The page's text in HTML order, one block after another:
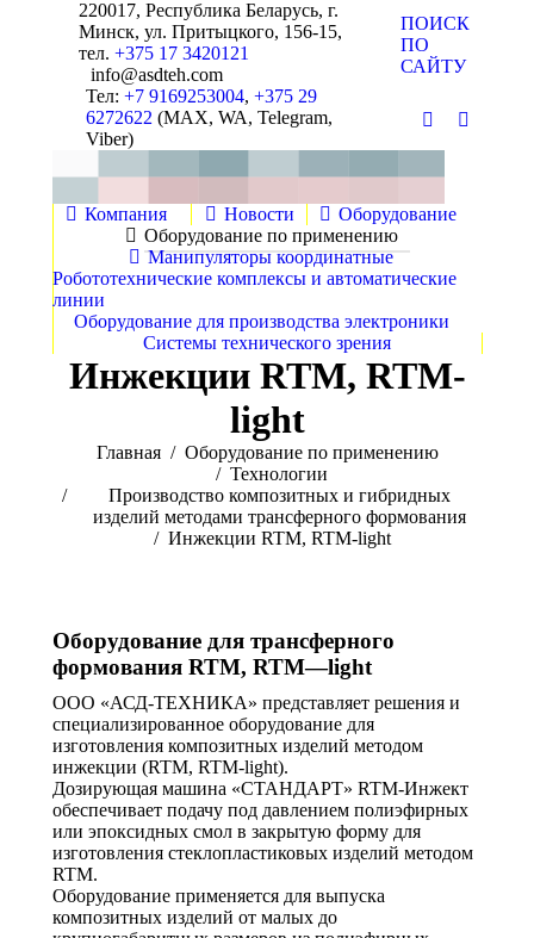
220017, Республика Беларусь, г.
Минск, ул. Притыцкого, 156-15,
тел. +375 17 3420121
info@asdteh.com
Тел: +7 9169253004, +375 29
6272622 (MAX, WA, Telegram,
Viber)
Поиск:
ПОИСК
ПО
САЙТУ
ПочтаYouTube
Компания Новости
Оборудование
Оборудование по применению
Манипуляторы координатные
Робототехнические комплексы и автоматические
линии
Оборудование для производства электроники
Системы технического зрения
Инжекции RTM, RTM-
light
Вы здесь:Главная
Оборудование по применению
Технологии
Производство композитных и гибридных
изделий методами трансферного формования
Инжекции RTM, RTM-light
Оборудование для трансферного
формования RTM, RTM—light
ООО «АСД-ТЕХНИКА» представляет решения и
специализированное оборудование для
изготовления композитных изделий методом
инжекции (RTM, RTM-light).
Дозирующая машина «СТАНДАРТ» RTM-Инжект
обеспечивает подачу под давлением полиэфирных
или эпоксидных смол в закрытую форму для
изготовления стеклопластиковых изделий методом
RTM.
Оборудование применяется для выпуска
композитных изделий от малых до